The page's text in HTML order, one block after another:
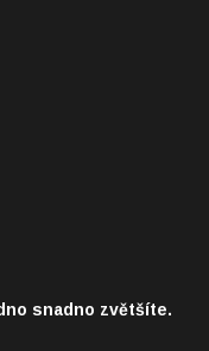
snadno zvětšíte.